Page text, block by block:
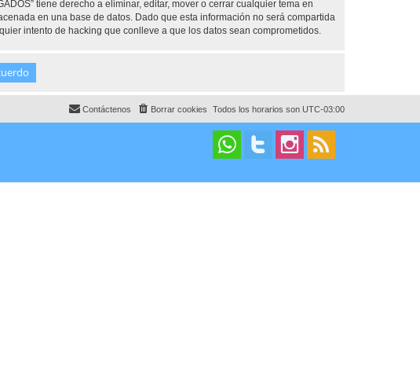
tiene derecho a eliminar, editar, mover o cerrar cualquier tema en
en una base de datos. Dado que esta información no será compartida
intento de hacking que conlleve a que los datos sean comprometidos.
Todos los horarios son UTC-03:00
Borrar cookies
Contáctenos